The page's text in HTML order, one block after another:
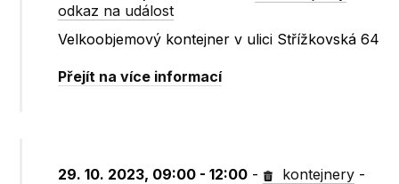
odkaz na událost
Velkoobjemový kontejner v ulici Střížkovská 64
Přejít na více informací
29. 10. 2023, 09:00 - 12:00 - kontejnery -